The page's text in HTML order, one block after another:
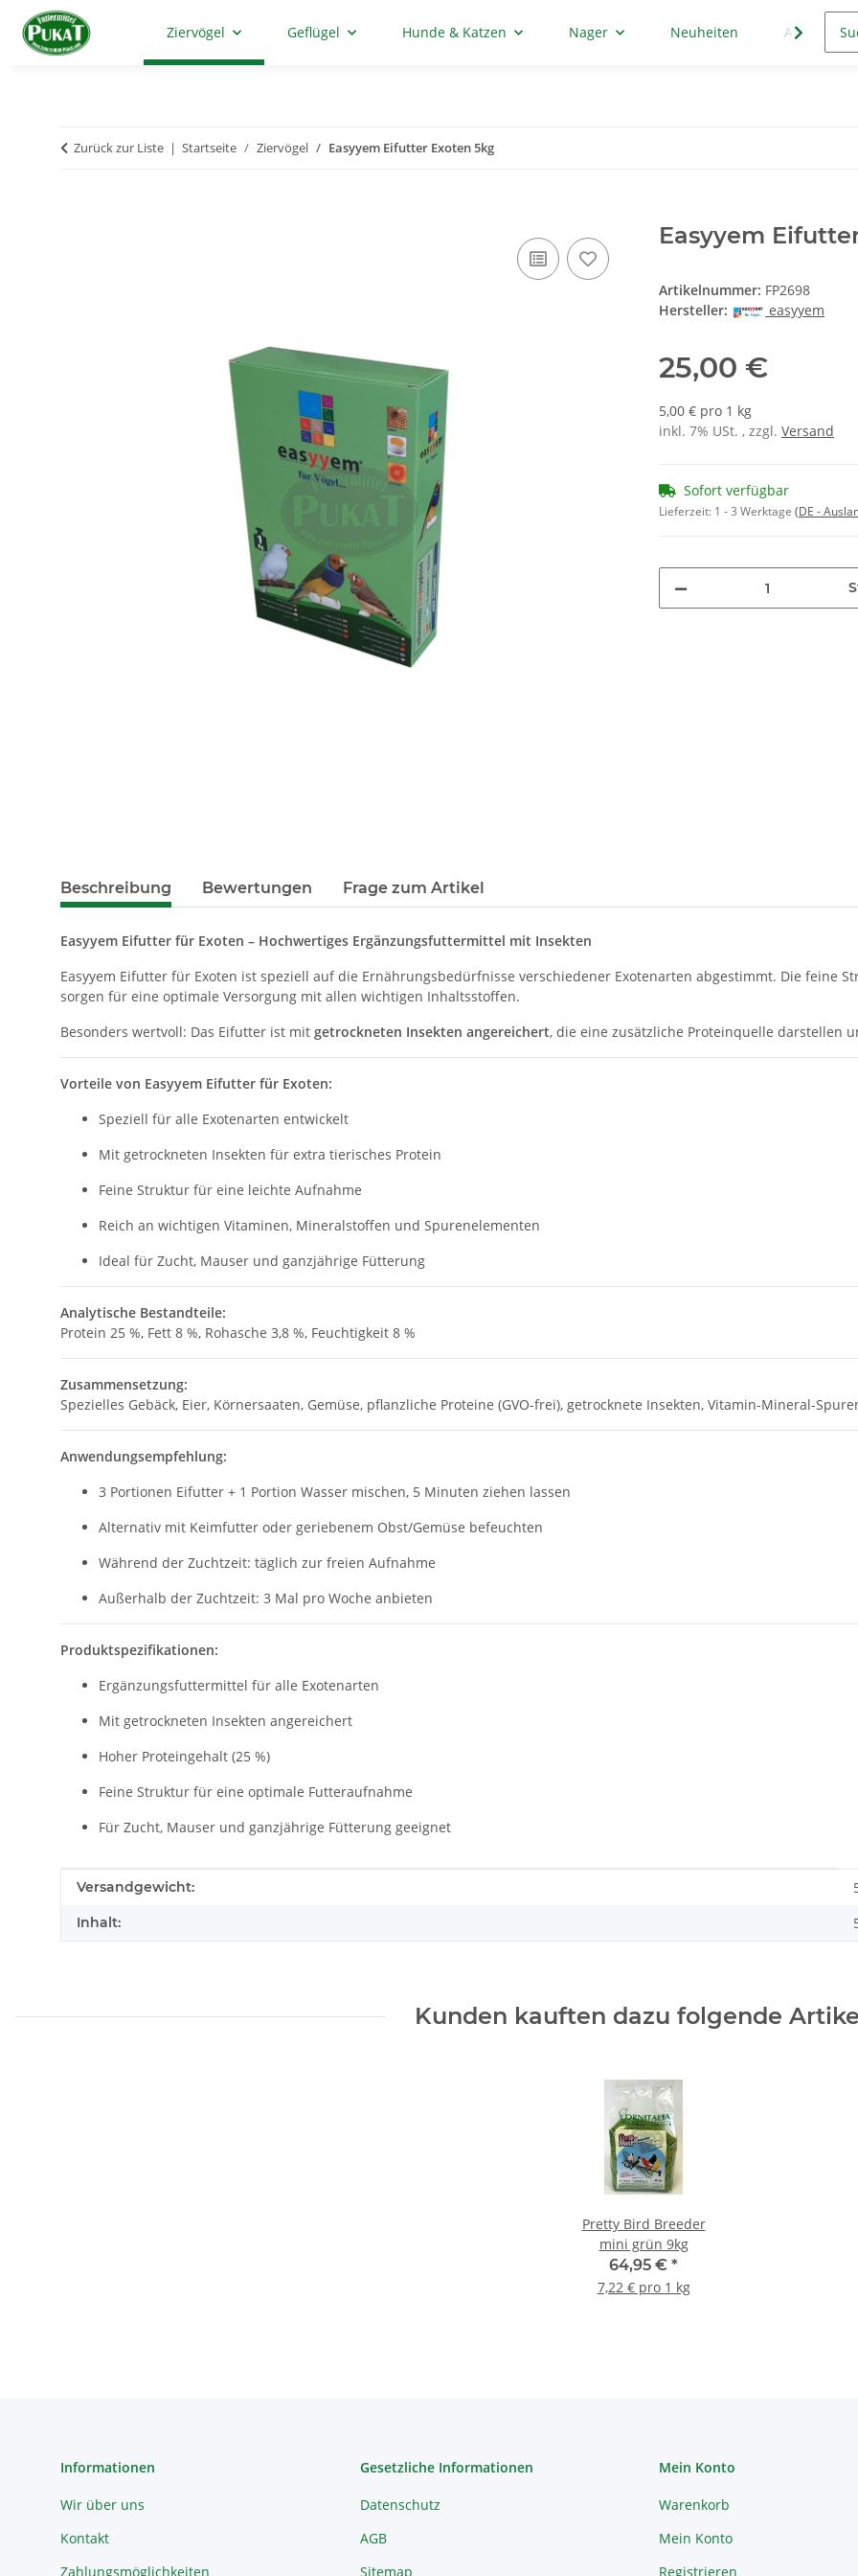
Ziervögel Geflügel Hunde & Katzen Nager Neuheiten Aktion
Zurück zur Liste Startseite Ziervögel Easyyem Eifutter Exoten 5kg
Easyyem
Artikelnummer: FP2698
Hersteller:
easyyem
25,00 €
5,00 € pro 1 kg
inkl. 7% USt. , zzgl. Versand
Sofort verfügbar
Lieferzeit: 1 - 3 Werktage (DE -
Beschreibung Bewertungen Frage zum Artikel
Easyyem Eifutter für Exoten – Hochwertiges Ergänzungsfuttermittel mit Insekten
Easyyem Eifutter für Exoten ist speziell auf die Ernährungsbedürfnisse verschiedener Exotenarten abgestimmt. Die feine
sorgen für eine optimale Versorgung mit allen wichtigen Inhaltsstoffen.
Besonders wertvoll: Das Eifutter ist mit getrockneten Insekten angereichert, die eine zusätzliche Proteinquelle darstellen
Vorteile von Easyyem Eifutter für Exoten:
Speziell für alle Exotenarten entwickelt
Mit getrockneten Insekten für extra tierisches Protein
Feine Struktur für eine leichte Aufnahme
Reich an wichtigen Vitaminen, Mineralstoffen und Spurenelementen
Ideal für Zucht, Mauser und ganzjährige Fütterung
Analytische Bestandteile:
Protein 25 %, Fett 8 %, Rohasche 3,8 %, Feuchtigkeit 8 %
Zusammensetzung:
Spezielles Gebäck, Eier, Körnersaaten, Gemüse, pflanzliche Proteine (GVO-frei), getrocknete Insekten, Vitamin-Mineral-
Anwendungsempfehlung:
3 Portionen Eifutter + 1 Portion Wasser mischen, 5 Minuten ziehen lassen
Alternativ mit Keimfutter oder geriebenem Obst/Gemüse befeuchten
Während der Zuchtzeit: täglich zur freien Aufnahme
Außerhalb der Zuchtzeit: 3 Mal pro Woche anbieten
Produktspezifikationen:
Ergänzungsfuttermittel für alle Exotenarten
Mit getrockneten Insekten angereichert
Hoher Proteingehalt (25 %)
Feine Struktur für eine optimale Futteraufnahme
Für Zucht, Mauser und ganzjährige Fütterung geeignet
Produkteigenschaft
Wert
Versandgewicht:
Inhalt:
Kunden kauften dazu folgende
Pretty Bird Breeder
mini grün 9kg
64,95 € *
7,22 € pro 1 kg
Informationen
Wir über uns
Kontakt
Zahlungsmöglichkeiten
Gesetzliche Informationen
Datenschutz
AGB
Sitemap
Mein Konto
Warenkorb
Mein Konto
Registrieren